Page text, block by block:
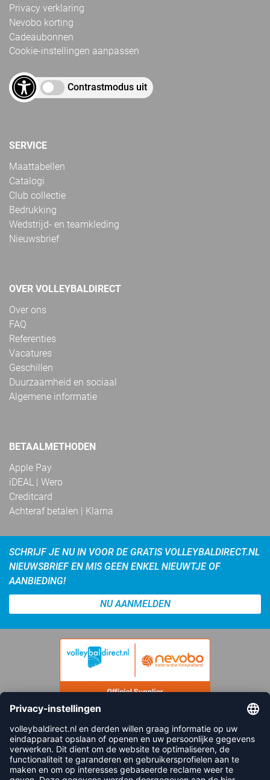
Privacy verklaring
Nevobo korting
Cadeaubonnen
Cookie-instellingen aanpassen
Contrastmodus uit
SERVICE
Maattabellen
Catalogi
Club collectie
Bedrukking
Wedstrijd- en teamkleding
Nieuwsbrief
OVER VOLLEYBALDIRECT
Over ons
FAQ
Referenties
Vacatures
Geschillen
Duurzaamheid en sociaal
Algemene informatie
BETAALMETHODEN
Apple Pay
iDEAL | Wero
Creditcard
Achteraf betalen | Klarna
SCHRIJF JE NU IN VOOR DE GRATIS VOLLEYBALDIRECT.NL
NIEUWSBRIEF EN MIS GEEN ENKEL NIEUWTJE OF
AANBIEDING!
NU AANMELDEN